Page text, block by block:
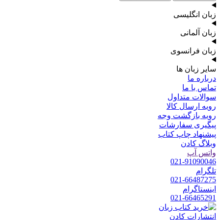
زبان انگلیسی
زبان آلمانی
زبان فرانسوی
سایر زبان ها
درباره ما
تماس با ما
سوالات متداول
رویه ارسال کالا
رویه بازگشت وجه
پیگیری سفارشات
پیشنهاد چاپ کتاب
وبلاگ کادن
واتس آپ
021-91090046
تلگرام
021-66487275
اینستاگرام
021-66465291